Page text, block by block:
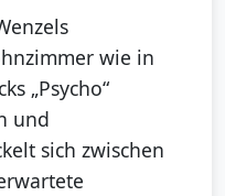
wie in
„Psycho“
und
sich zwischen